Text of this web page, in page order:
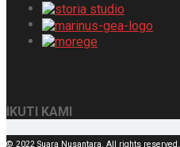
IKUTI KAMI
© 2022 Suara Nusantara. All rights reserved.